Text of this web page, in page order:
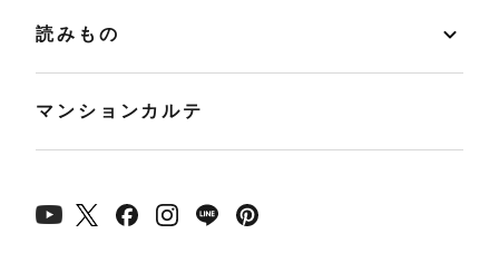
読みもの
マンションカルテ